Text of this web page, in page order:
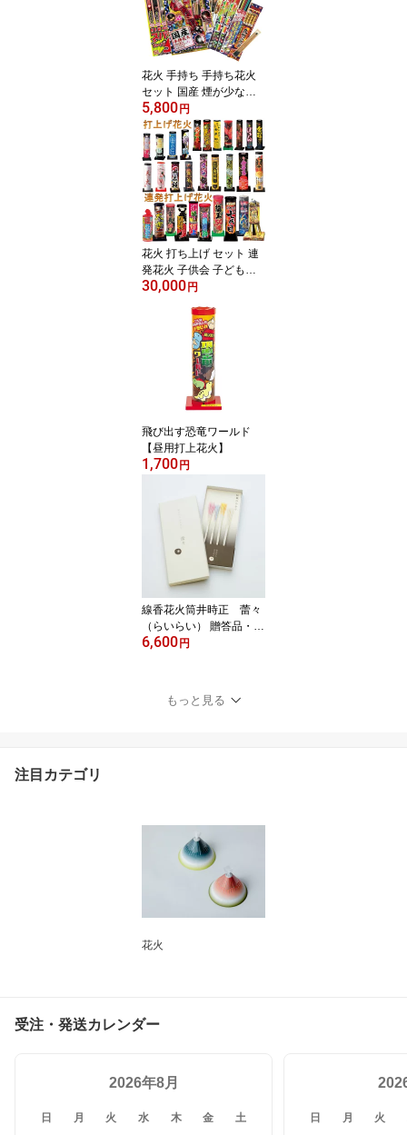
花火 手持ち 手持ち花火
セット 国産 煙が少ない
変色 線香花火も入ってる
日本でつくった手持ち花
火セット 送料無料
5,800 円
花火 打ち上げ セット 連
発花火 子供会 子ども会
自治会 イベント 超お買
ト 送料無料 購入特典
プレゼント おまけ付き！
【店主厳選・詰め合わ
30,000 円
飛び出す恐竜ワールド
【昼用打上花火】
1,700 円
線香花火筒井時正 蕾々
（らいらい） 贈答品・お
土産・プレゼント
6,600 円
もっと見る
注目カテゴリ
花火
受注・発送カレンダー
2026年8月
日 月 火 水 木 金 土 日 月 火